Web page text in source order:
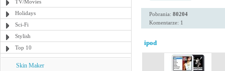
TV/Movies
Holidays
Sci-Fi
Stylish
Top 10
Skin Maker
Pobrania: 80204
Komentarze: 1
ipod